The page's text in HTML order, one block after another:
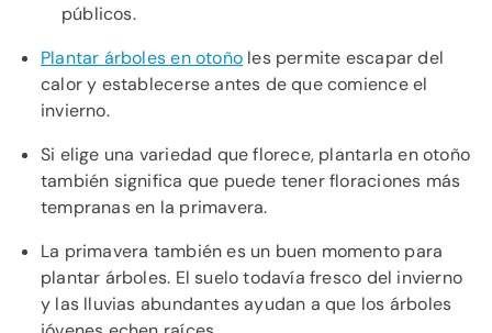
públicos.
Plantar árboles en otoño les permite escapar del
calor y establecerse antes de que comience el
invierno.
Si elige una variedad que florece, plantarla en otoño
también significa que puede tener floraciones más
tempranas en la primavera.
La primavera también es un buen momento para
plantar árboles. El suelo todavía fresco del invierno
y las lluvias abundantes ayudan a que los árboles